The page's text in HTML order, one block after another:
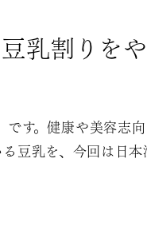
乳割りを
す。健康や美容志
豆乳を、今回は日